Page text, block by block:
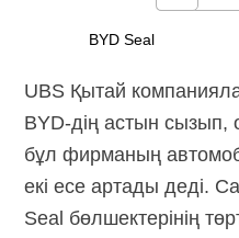
BYD Seal
UBS Қытай
BYD-дің астын сызып,
бұл фирманың
екі есе артады деді.
Seal бөлшектерінің